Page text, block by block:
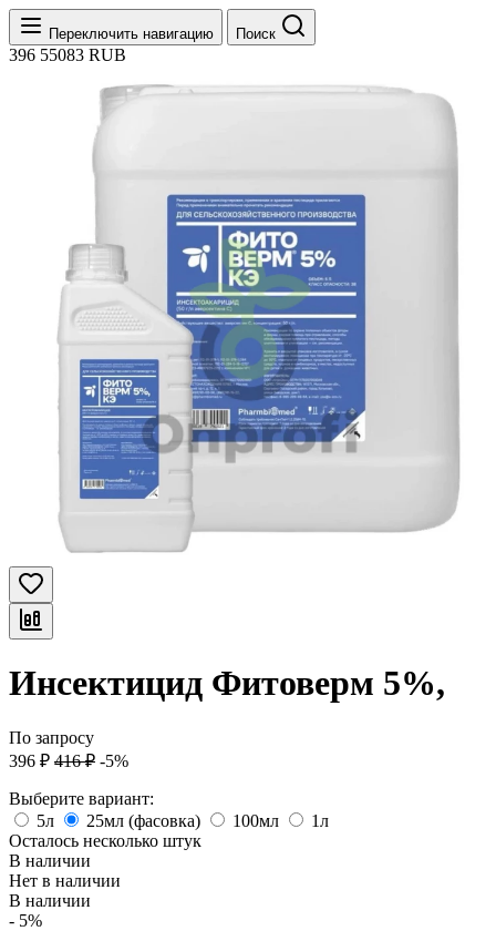
Переключить навигацию Поиск
396 55083 RUB
Инсектицид Фитоверм 5%,
По запросу
396 ₽ 416 ₽ -5%
Выберите вариант:
5л
25мл (фасовка) 100мл
1л
Осталось несколько штук
В наличии
Нет в наличии
В наличии
- 5%